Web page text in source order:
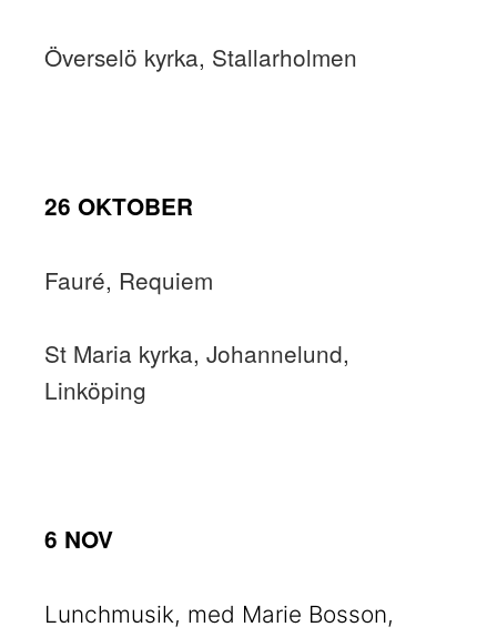
Överselö kyrka, Stallarholmen
26 OKTOBER
Fauré, Requiem
St Maria kyrka, Johannelund,
Linköping
6 NOV
Lunchmusik, med Marie Bosson,